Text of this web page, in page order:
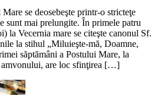
se deosebeşte printr-o stricteţe
sunt mai prelungite. În primele patru
la Vecernia mare se citeşte canonul Sf.
la stihul „Miluieşte-mă, Doamne,
săptămâni a Postului Mare, la
amvonului, are loc sfinţirea […]